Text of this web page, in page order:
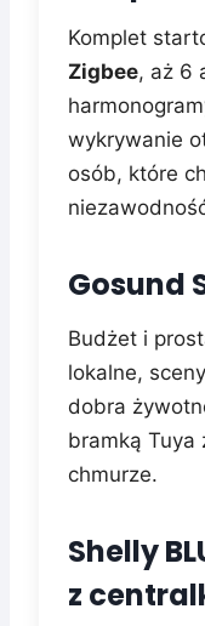
Komplet
Zigbee, aż 6
wykrywanie
osób, które
Gosund
Budżet i
lokalne,
dobra
bramką Tuya
chmurze.
Shelly
z